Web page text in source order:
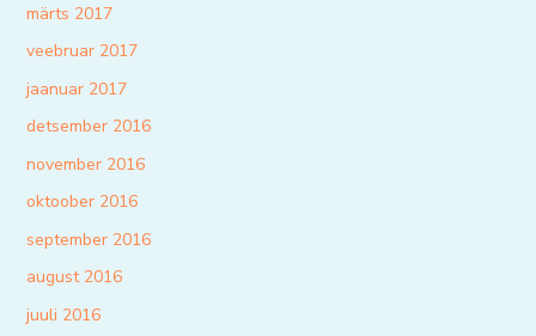
märts 2017
veebruar 2017
jaanuar 2017
detsember 2016
november 2016
oktoober 2016
september 2016
august 2016
juuli 2016